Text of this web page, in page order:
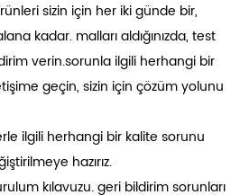
sizin için her iki günde bir,
kadar. malları aldığınızda, test
verin.sorunla ilgili herhangi bir
geçin, sizin için çözüm yolunu
ilgili herhangi bir kalite sorunu
hazırız.
kılavuzu. geri bildirim sorunları